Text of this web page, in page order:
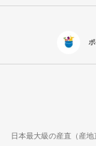
日本最大級の産直（産